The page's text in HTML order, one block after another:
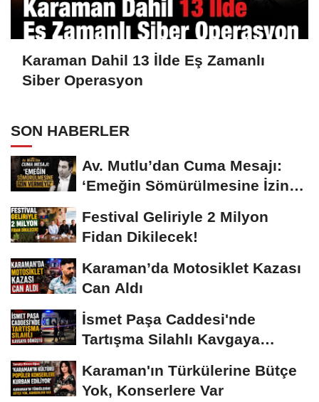
Karaman Dahil 13 İlde Eş Zamanlı
Siber Operasyon
SON HABERLER
Av. Mutlu’dan Cuma Mesajı:
‘Emeğin Sömürülmesine İzin
Festival Geliriyle 2 Milyon
Fidan Dikilecek!
Karaman’da Motosiklet Kazası
Can Aldı
İsmet Paşa Caddesi'nde
Tartışma Silahlı Kavgaya
Karaman'ın Türkülerine Bütçe
Yok, Konserlere Var